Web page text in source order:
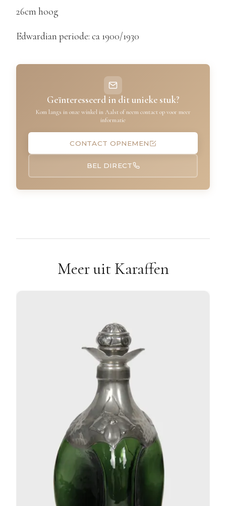
26cm hoog
Edwardian periode: ca 1900/1930
Geïnteresseerd in dit unieke stuk?
Kom langs in onze winkel in Aalst of neem contact op voor meer
informatie
CONTACT OPNEMEN
BEL DIRECT
Meer uit Karaffen